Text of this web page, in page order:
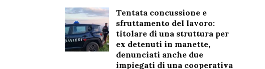
Tentata concussione e
sfruttamento del lavoro:
titolare di una struttura per
ex detenuti in manette,
denunciati anche due
impiegati di una cooperativa